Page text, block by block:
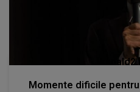
Momente dificile